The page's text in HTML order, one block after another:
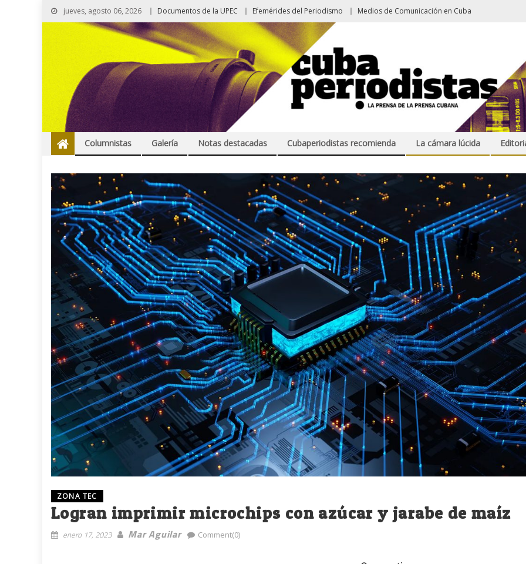
jueves, agosto 06, 2026 Documentos de la UPEC Efemérides del Periodismo Medios de Comunicación en Cuba
Columnistas Galería Notas destacadas Cubaperiodistas recomienda La cámara lúcida
ZONA TEC
Logran imprimir microchips con azúcar y jarabe de maíz
enero 17, 2023 Mar Aguilar Comment(0)